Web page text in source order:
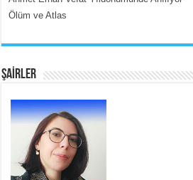
SATILMIŞ ÜMİT ÇETİNKAYA
Ölüm ve Atlas
ŞAİRLER